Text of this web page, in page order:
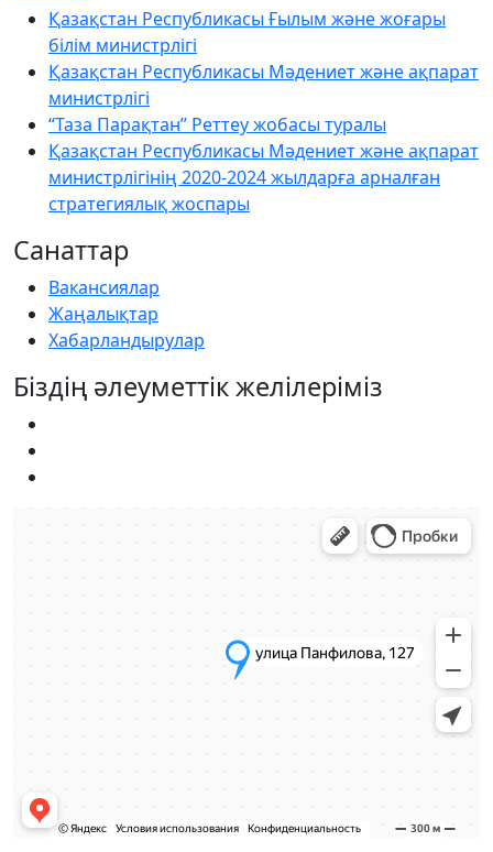
Қазақстан Республикасы Ғылым және жоғары
білім министрлігі
Қазақстан Республикасы Мәдениет және ақпарат
министрлігі
“Таза Парақтан” Реттеу жобасы туралы
Қазақстан Республикасы Мәдениет және ақпарат
министрлігінің 2020-2024 жылдарға арналған
стратегиялық жоспары
Санаттар
Вакансиялар
Жаңалықтар
Хабарландырулар
Біздің әлеуметтік желілеріміз